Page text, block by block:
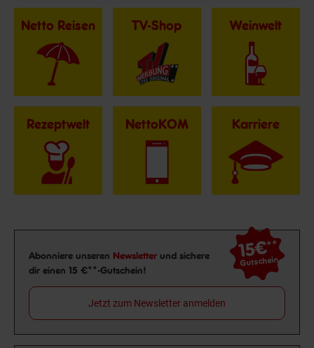
Netto Reisen TV-Shop Weinwelt
Rezeptwelt NettoKOM Karriere
Newsletter Anmeldung
Abonniere unseren Newsletter und sichere
dir einen 15 €**-Gutschein!
15€**
Gutschein
Jetzt zum Newsletter anmelden